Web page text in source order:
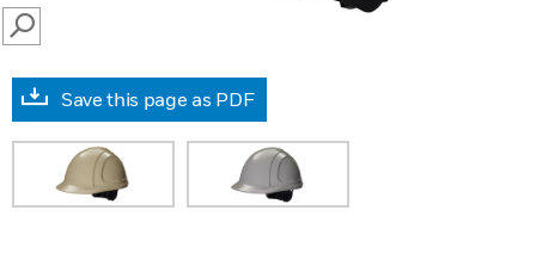
SEARCH
Save this page as PDF